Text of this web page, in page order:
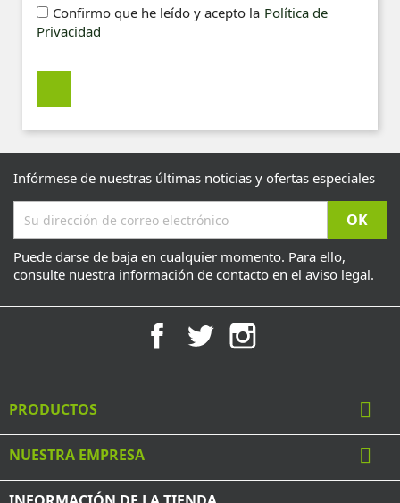
Confirmo que he leído y acepto la Política de
Privacidad
Infórmese de nuestras últimas noticias y ofertas especiales
Puede darse de baja en cualquier momento. Para ello,
consulte nuestra información de contacto en el aviso legal.
FacebookTwitter
PRODUCTOS 
NUESTRA EMPRESA 